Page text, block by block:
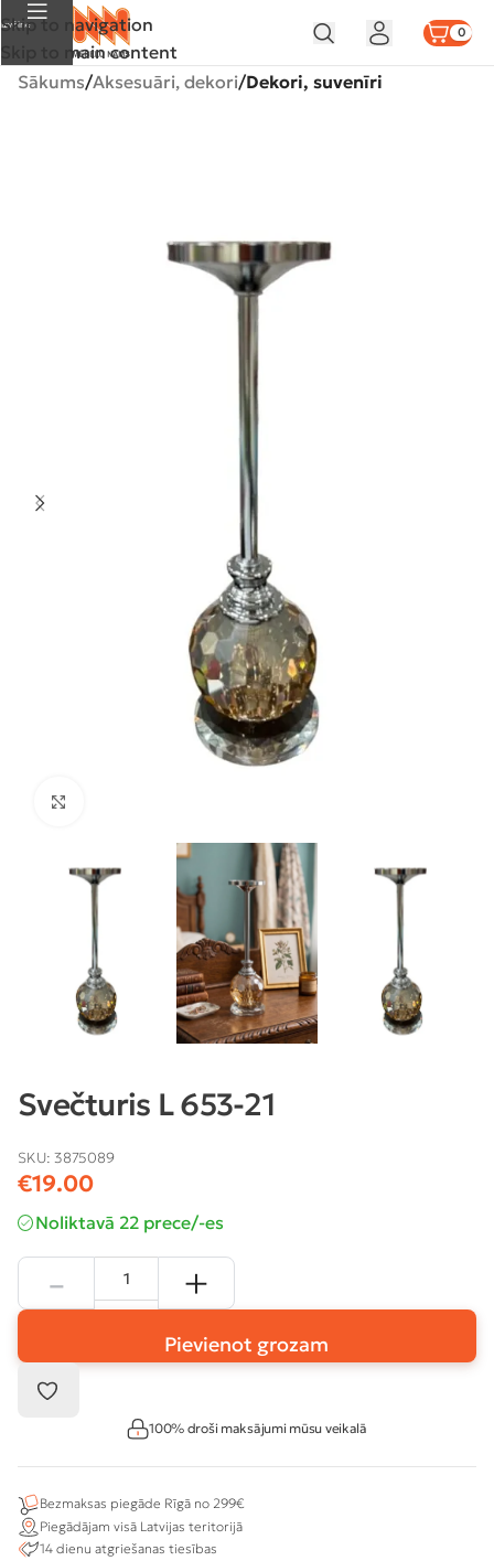
Skip to navigation
Skip to main content
Izvēlne 0
Sākums Aksesuāri, dekori Dekori, suvenīri
Svečturis L 653-21
SKU: 3875089
€19.00
Noliktavā 22 prece/-es
Pievienot grozam
100% droši maksājumi mūsu veikalā
Bezmaksas piegāde Rīgā no 299€
Piegādājam visā Latvijas teritorijā
14 dienu atgriešanas tiesības